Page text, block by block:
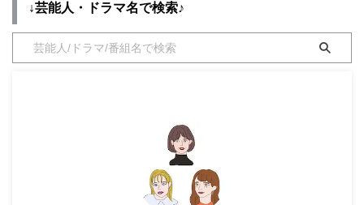
https://t.co/SMo4hUzXuI 第1話
登場人物も公開されてますね😆
↓芸能人・ドラマ名で検索♪